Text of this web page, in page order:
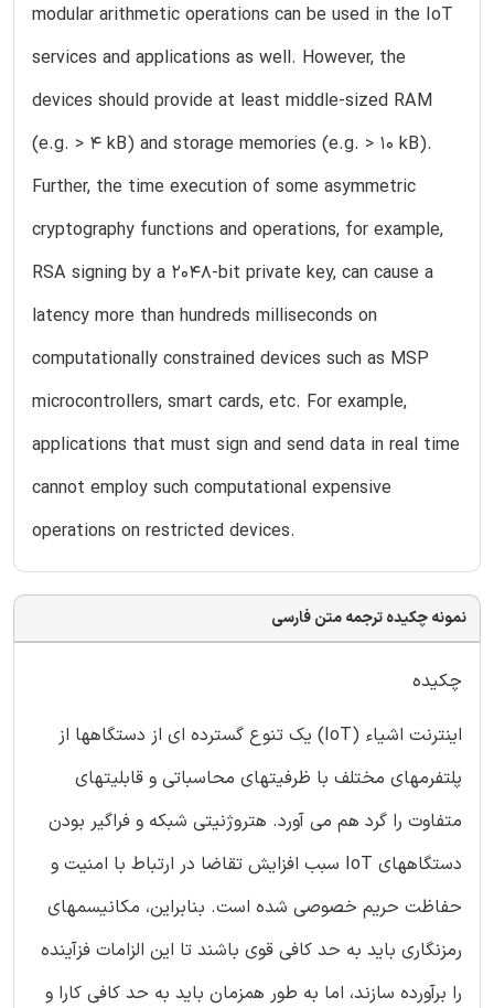
modular arithmetic operations can be used in the IoT
services and applications as well. However, the
devices should provide at least middle-sized RAM
(e.g. > 4 kB) and storage memories (e.g. > 10 kB).
Further, the time execution of some asymmetric
cryptography functions and operations, for example,
RSA signing by a 2048-bit private key, can cause a
latency more than hundreds milliseconds on
computationally constrained devices such as MSP
microcontrollers, smart cards, etc. For example,
applications that must sign and send data in real time
cannot employ such computational expensive
operations on restricted devices.
نمونه چکیده ترجمه متن فارسی
چکیده
اینترنت اشیاء (IoT) یک تنوع گسترده ای از دستگاهها از
پلتفرمهای مختلف با ظرفیتهای محاسباتی و قابلیتهای
متفاوت را گرد هم می آورد. هتروژنیتی شبکه و فراگیر بودن
دستگاههای IoT سبب افزایش تقاضا در ارتباط با امنیت و
حفاظت حریم خصوصی شده است. بنابراین، مکانیسمهای
رمزنگاری باید به حد کافی قوی باشند تا این الزامات فزآینده
را برآورده سازند، اما به طور همزمان باید به حد کافی کارا و